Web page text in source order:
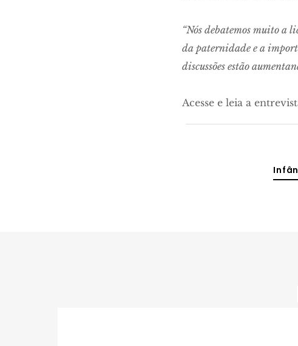
“Nós debatemos muito a
da paternidade e a
discussões estão
Acesse e leia a